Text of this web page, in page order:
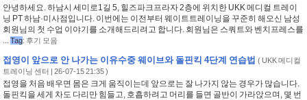
안녕하세요. 하남시 세미로1길 5, 힐즈파크프라자 2층에 위치한 UKK 메디컬 트레이
닝 PT 하남·미사점입니다. 이번에는 이전부터 웨이트트레이닝을 꾸준히 해오신 남성
회원님의 첫 수업 이야기를 소개해드리려고 합니다. 회원님은 스쿼트와 벤치프레스를
...Tag: 후기 모음
접영이 앞으로 안 나가는 이유수중 웨이브와 돌핀킥 4단계 연습법 (UKK 메디컬
트레이닝 센터 | 26-07-15 21:35 )
접영을 처음 배우면 몸은 크게 움직이는데 앞으로는 잘 나가지 않는 경우가 많습니다.
돌핀킥을 세게 차도 다리만 힘들고, 호흡하려고 머리를 들면 골반이 가라앉으며, 몇 번